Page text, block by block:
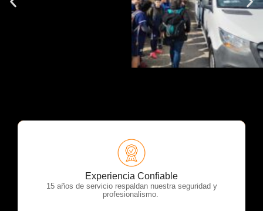
Experiencia Confiable
15 años de servicio respaldan nuestra seguridad y
profesionalismo.
OTP Servicios